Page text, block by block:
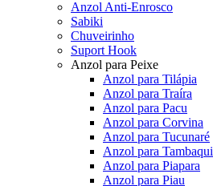
Anzol Anti-Enrosco
Sabiki
Chuveirinho
Suport Hook
Anzol para Peixe
Anzol para Tilápia
Anzol para Traíra
Anzol para Pacu
Anzol para Corvina
Anzol para Tucunaré
Anzol para Tambaqui
Anzol para Piapara
Anzol para Piau